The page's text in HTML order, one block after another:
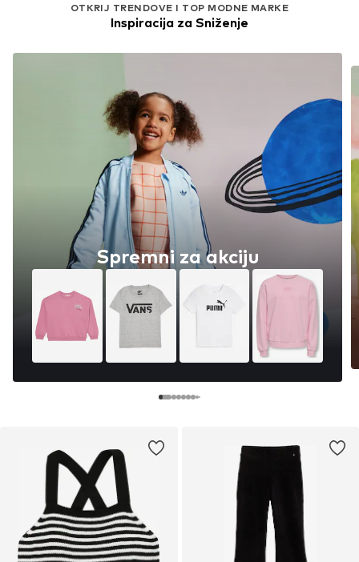
OTKRIJ TRENDOVE I TOP MODNE MARKE
Inspiracija za Sniženje
Spremni za akciju